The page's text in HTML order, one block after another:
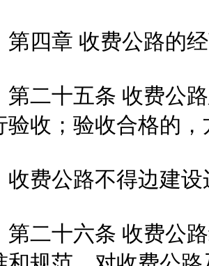
章 收费公路的经
十五条 收费公路
验收；验收合格的
公路不得边建设
十六条 收费公路